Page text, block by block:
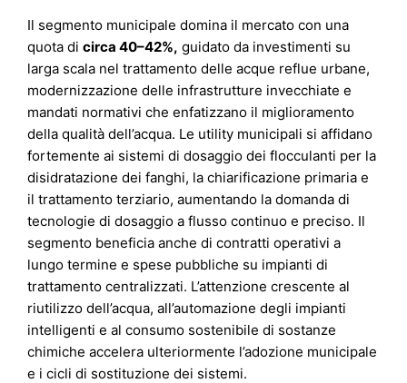
Il segmento municipale domina il mercato con una
quota dicirca 40–42%, guidato da investimenti su
larga scala nel trattamento delle acque reflue urbane,
modernizzazione delle infrastrutture invecchiate e
mandati normativi che enfatizzano il miglioramento
della qualità dell’acqua. Le utility municipali si affidano
fortemente ai sistemi di dosaggio dei flocculanti per la
disidratazione dei fanghi, la chiarificazione primaria e
il trattamento terziario, aumentando la domanda di
tecnologie di dosaggio a flusso continuo e preciso. Il
segmento beneficia anche di contratti operativi a
lungo termine e spese pubbliche su impianti di
trattamento centralizzati. L’attenzione crescente al
riutilizzo dell’acqua, all’automazione degli impianti
intelligenti e al consumo sostenibile di sostanze
chimiche accelera ulteriormente l’adozione municipale
e i cicli di sostituzione dei sistemi.